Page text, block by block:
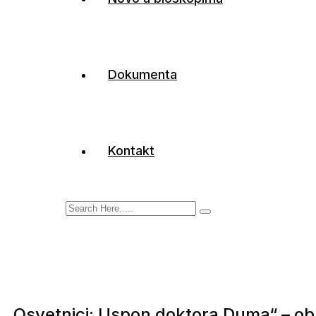
Dokumenta
Kontakt